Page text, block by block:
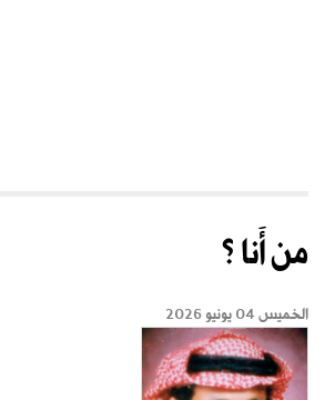
من أَنا ؟
الخميس 04 يونيو 2026